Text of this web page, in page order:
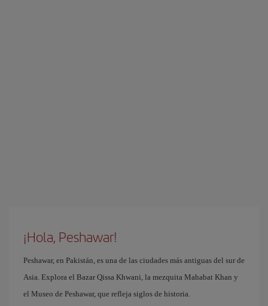
¡Hola, Peshawar!
Peshawar, en Pakistán, es una de las ciudades más antiguas del sur de
Asia. Explora el Bazar Qissa Khwani, la mezquita Mahabat Khan y
el Museo de Peshawar, que refleja siglos de historia.